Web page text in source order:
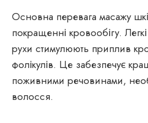
Основна перевага масажу
покращенні кровообігу. Легкі
рухи стимулюють приплив
фолікулів. Це забезпечує
поживними речовинами,
волосся.